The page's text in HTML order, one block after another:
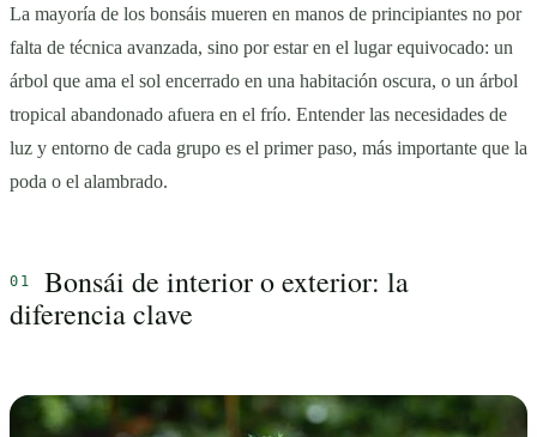
La mayoría de los bonsáis mueren en manos de principiantes no por
falta de técnica avanzada, sino por estar en el lugar equivocado: un
árbol que ama el sol encerrado en una habitación oscura, o un árbol
tropical abandonado afuera en el frío. Entender las necesidades de
luz y entorno de cada grupo es el primer paso, más importante que la
poda o el alambrado.
Bonsái de interior o exterior: la
diferencia clave